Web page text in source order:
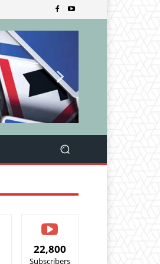
22,800
Subscribers